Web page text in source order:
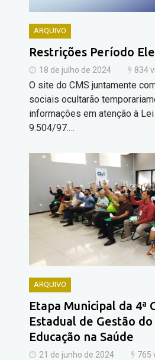
ARQUIVO
Restrições Período
18 de julho de 2024 834
O site do CMS juntamente
sociais ocultarão
informações em atenção à
9.504/97.…
ARQUIVO
Etapa Municipal da 4ª
Estadual de Gestão
Educação na Saúde
21 de junho de 2024 765